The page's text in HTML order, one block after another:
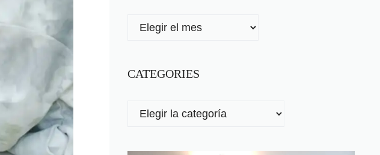
ARCHIVES
CATEGORIES
CATEGORIES